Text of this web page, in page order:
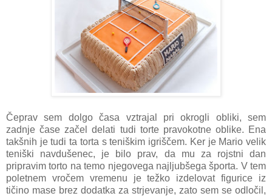
Čeprav sem dolgo časa vztrajal pri okrogli obliki, sem
zadnje čase začel delati tudi torte pravokotne oblike. Ena
takšnih je tudi ta torta s teniškim igriščem. Ker je Mario velik
teniški navdušenec, je bilo prav, da mu za rojstni dan
pripravim torto na temo njegovega najljubšega športa. V tem
poletnem vročem vremenu je težko izdelovat figurice iz
tičino mase brez dodatka za strjevanje, zato sem se odločil,